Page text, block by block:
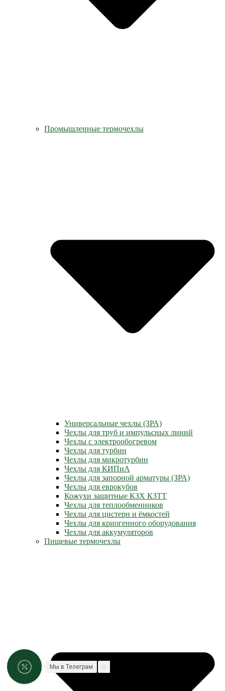
Промышленные термочехлы
Универсальные чехлы (ЗРА)
Чехлы для труб и импульсных линий
Чехлы с электрообогревом
Чехлы для турбин
Чехлы для микротурбин
Чехлы для КИПиА
Чехлы для запорной арматуры (ЗРА)
Чехлы для еврокубов
Кожухи защитные КЗХ КЗТТ
Чехлы для теплообменников
Чехлы для цистерн и ёмкостей
Чехлы для криогенного оборудования
Чехлы для аккумуляторов
Пищевые термочехлы
Мы в Телеграм